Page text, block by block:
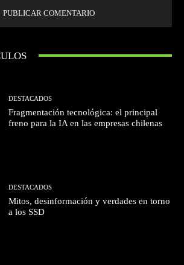
DESTACADOS
Fragmentación tecnológica: el principal
freno para la IA en las empresas chilenas
DESTACADOS
Mitos, desinformación y verdades en torno
a los SSD